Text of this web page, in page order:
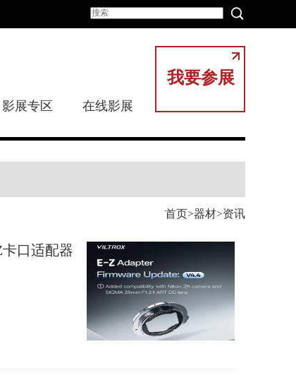
我要参展
影展专区 在线影展
首页 器材 资讯
口适配器